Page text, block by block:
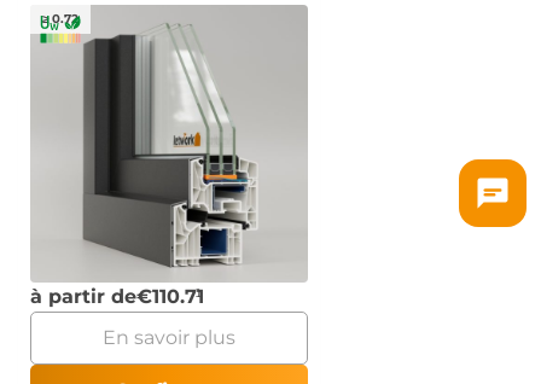
≥ 0.72
à partir de€110.71
En savoir plus